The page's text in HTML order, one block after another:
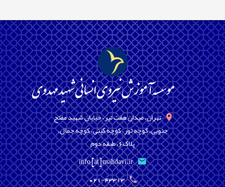
تهران، میدان هفت تیر، خیابان شهید مفتح
جنوبی، کوچه تور، کوچه گیتی، کوچه جمال،
پلاک6، طبقه دوم
info [at] mahdavi.ir
021-43313